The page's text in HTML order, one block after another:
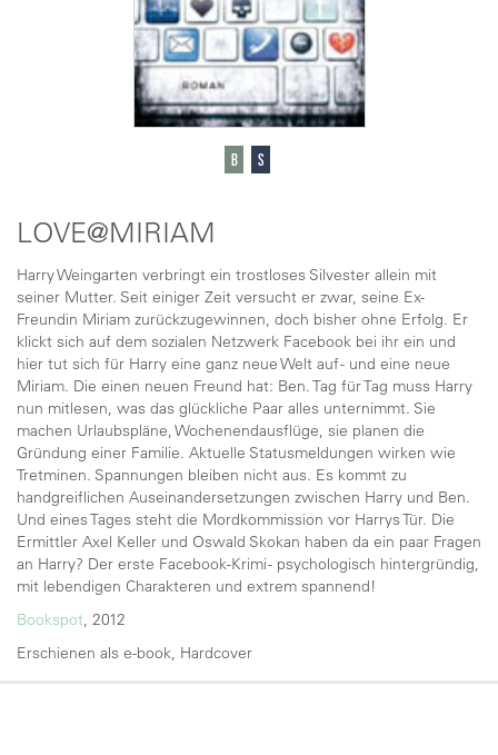
LOVE@MIRIAM
Harry Weingarten verbringt ein trostloses Silvester allein mit
seiner Mutter. Seit einiger Zeit versucht er zwar, seine Ex-
Freundin Miriam zurückzugewinnen, doch bisher ohne Erfolg. Er
klickt sich auf dem sozialen Netzwerk Facebook bei ihr ein und
hier tut sich für Harry eine ganz neue Welt auf - und eine neue
Miriam. Die einen neuen Freund hat: Ben. Tag für Tag muss Harry
nun mitlesen, was das glückliche Paar alles unternimmt. Sie
machen Urlaubspläne, Wochenendausflüge, sie planen die
Gründung einer Familie. Aktuelle Statusmeldungen wirken wie
Tretminen. Spannungen bleiben nicht aus. Es kommt zu
handgreiflichen Auseinandersetzungen zwischen Harry und Ben.
Und eines Tages steht die Mordkommission vor Harrys Tür. Die
Ermittler Axel Keller und Oswald Skokan haben da ein paar Fragen
an Harry? Der erste Facebook-Krimi - psychologisch hintergründig,
mit lebendigen Charakteren und extrem spannend!
Bookspot , 2012
Erschienen als e-book, Hardcover